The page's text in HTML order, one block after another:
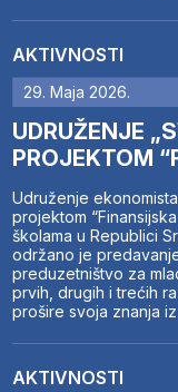
AKTIVNOSTI
29. Maja 2026.
UDRUŽENJE
PROJEKTOM
Udruženje
projektom
školama u Republici
održano je
preduzetništvo za
prvih, drugih i trećih
prošire svoja znanja
AKTIVNOSTI